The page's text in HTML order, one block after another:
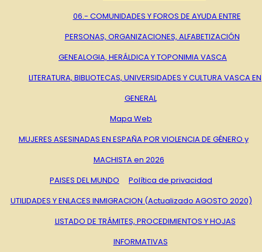
06.- COMUNIDADES Y FOROS DE AYUDA ENTRE
PERSONAS, ORGANIZACIONES, ALFABETIZACIÓN
GENEALOGIA, HERÁLDICA Y TOPONIMIA VASCA
LITERATURA, BIBLIOTECAS, UNIVERSIDADES Y CULTURA VASCA EN
GENERAL
Mapa Web
MUJERES ASESINADAS EN ESPAÑA POR VIOLENCIA DE GÉNERO y
MACHISTA en 2026
PAISES DEL MUNDO
Política de privacidad
UTILIDADES Y ENLACES INMIGRACION (Actualizado AGOSTO 2020)
LISTADO DE TRÁMITES, PROCEDIMIENTOS Y HOJAS
INFORMATIVAS